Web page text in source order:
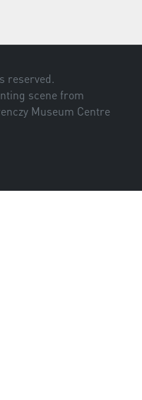
reserved.
scene from
Museum Centre